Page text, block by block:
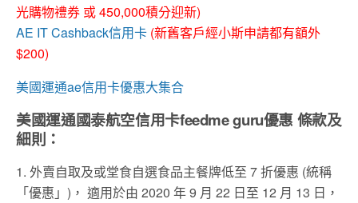
光購物禮券 或 450,000積分迎新)
AE IT Cashback信用卡 (新舊客戶經小斯申請都有額外
$200)
美國運通ae信用卡優惠大集合
美國運通國泰航空信用卡feedme guru優惠 條款及
細則：
1. 外賣自取及或堂食自選食品主餐牌低至 7 折優惠 (統稱
「優惠」)， 適用於由 2020 年 9 月 22 日至 12 月 13 日，